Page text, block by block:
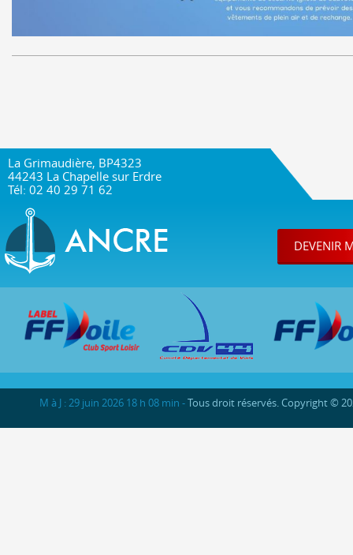
La Grimaudière, BP4323
44243 La Chapelle sur Erdre
Tél: 02 40 29 71 62
DEVENIR
M à J : 29 juin 2026 18 h 08 min -Tous droit réservés. Copyright ©